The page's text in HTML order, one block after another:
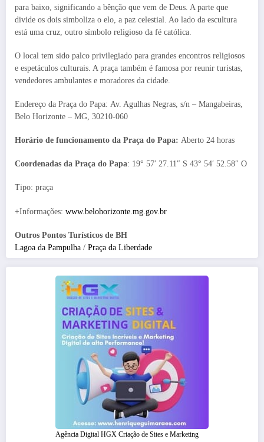
para baixo, significando a bênção que vem de Deus. A parte que
divide os dois simboliza o elo, a paz celestial. Ao lado da escultura
está uma cruz, outro símbolo religioso da fé católica.
O local tem sido palco privilegiado para grandes encontros religiosos
e espetáculos culturais. A praça também é famosa por reunir turistas,
vendedores ambulantes e moradores da cidade.
Endereço da Praça do Papa: Av. Agulhas Negras, s/n – Mangabeiras,
Belo Horizonte – MG, 30210-060
Horário de funcionamento da Praça do Papa: Aberto 24 horas
Coordenadas da Praça do Papa: 19° 57′ 27.11″ S 43° 54′ 52.58″ O
Tipo: praça
+Informações: www.belohorizonte.mg.gov.br
Outros Pontos Turísticos de BH
Lagoa da Pampulha / Praça da Liberdade
Agência Digital HGX Criação de Sites e Marketing